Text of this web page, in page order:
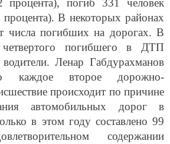
погиб 331 человек
В некоторых районах
числа погибших на дорогах. В
погибшего в ДТП
Ленар Габдурахманов
каждое второе дорожно-
происходит по причине
автомобильных дорог в
в этом году составлено 99
содержании